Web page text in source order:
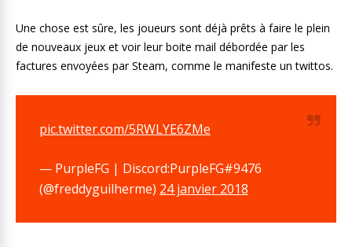
Une chose est sûre, les joueurs sont déjà prêts à faire le plein
de nouveaux jeux et voir leur boite mail débordée par les
factures envoyées par Steam, comme le manifeste un twittos.
pic.twitter.com/5RWLYE6ZMe
— PurpleFG | Discord:PurpleFG#9476
(@freddyguilherme) 24 janvier 2018